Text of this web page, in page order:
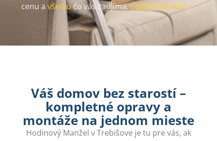
cenu a všetkočo vás zaujíma.Úplne zadarmo.
Váš domov bez starostí –
kompletné opravy a
montáže na jednom mieste​
Hodinový Manžel v Trebišove je tu pre vás, ak